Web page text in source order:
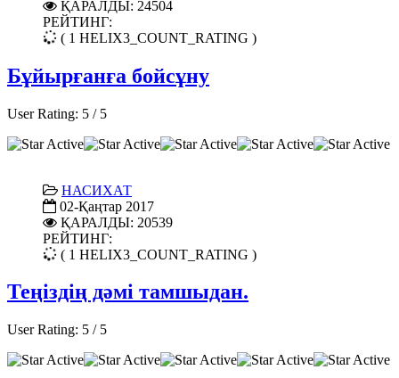
ҚАРАЛДЫ: 24504
РЕЙТИНГ:
( 1 HELIX3_COUNT_RATING )
Бұйырғанға бойсұну
User Rating: 5 / 5
НАСИХАТ
02-Қаңтар 2017
ҚАРАЛДЫ: 20539
РЕЙТИНГ:
( 1 HELIX3_COUNT_RATING )
Теңіздің дәмі тамшыдан.
User Rating: 5 / 5